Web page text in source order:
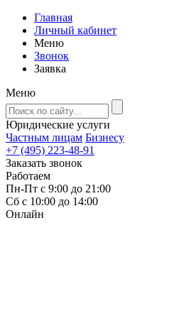
Главная
Личный кабинет
Меню
Звонок
Заявка
Меню
Юридические услуги
Частным лицам Бизнесу
+7 (495) 223-48-91
Заказать звонок
Работаем
Пн-Пт с 9:00 до 21:00
Сб с 10:00 до 14:00
Онлайн